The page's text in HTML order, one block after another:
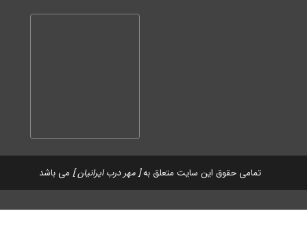
تمامی حقوق این سایت متعلق به[ مهر درب ایرانیان ] می باشد